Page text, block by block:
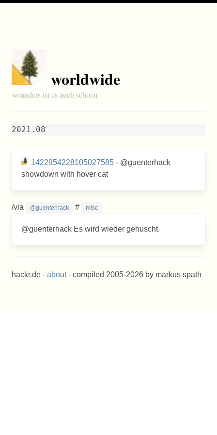
worldwide
woanders ist es auch schoen
2021.08
1422954228105027585 - @guenterhack
showdown with hover cat
/via @guenterhack # misc
@guenterhack Es wird wieder gehuscht.
hackr.de - about- compiled 2005-2026 by markus spath